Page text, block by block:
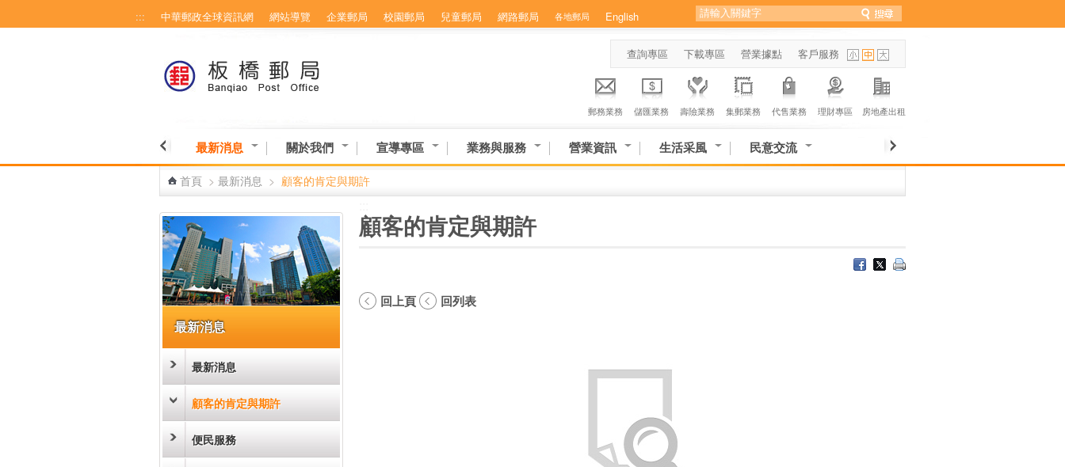
::: 中華郵政全球資訊網 網站導覽 企業郵局 校園郵局 兒童郵局 網路郵局 各地郵局 English
查詢專區 下載專區 營業據點 客戶服務
郵務業務 儲匯業務 壽險業務 集郵業務 代售業務 理財專區 房地產出租
最新消息 關於我們 宣導專區 業務與服務 營業資訊 生活采風 民意交流
首頁 > 最新消息 > 顧客的肯定與期許
最新消息
最新消息
顧客的肯定與期許
便民服務
顧客的肯定與期許
回上頁 回列表